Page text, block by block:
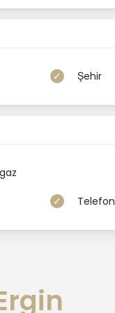
iletişime geçebilirsiniz.
Şehir
Telefon